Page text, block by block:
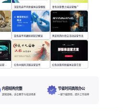
深蓝色扁平风新媒体运营模版 青色创意食之味运营推广
蓝色扁平风糖尿病知识概览 黑蓝色简约淘宝活动运营专员
绿色科技风抖音短视频运营方案 红色中国风汉服运营宣传 红色创意风新媒体运营方案
内容结构完整
逻辑清晰，适合教学与培训场景
节省时间高效办公
一键下载即用，提升工作效率